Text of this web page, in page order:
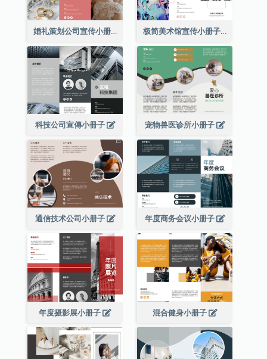
婚礼策划公司宣传小册子 极简美术馆宣传小册子
科技公司宣傳小冊子 宠物兽医诊所小册子
通信技术公司小册子 年度商务会议小册子
年度摄影展小册子 混合健身小册子